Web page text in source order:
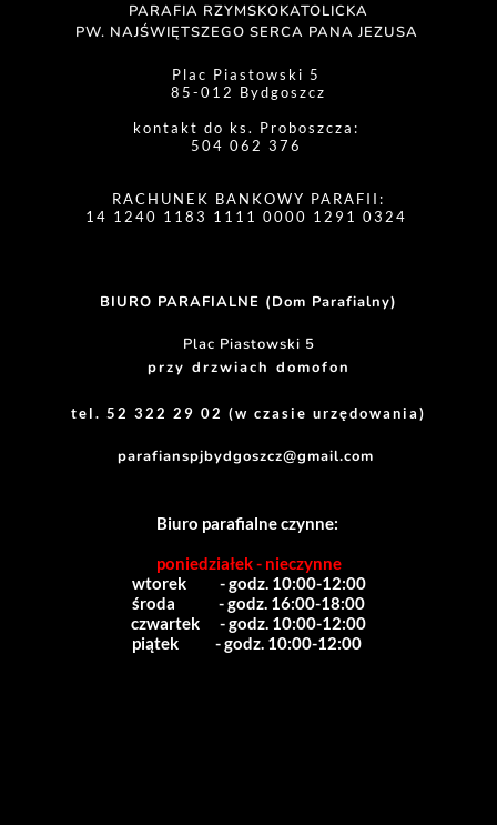
PARAFIA RZYMSKOKATOLICKA
PW. NAJŚWIĘTSZEGO SERCA PANA JEZUSA
Plac Piastowski 5
85-012 Bydgoszcz
kontakt do ks. Proboszcza:
504 062 376
RACHUNEK BANKOWY PARAFII:
14 1240 1183 1111 0000 1291 0324
BIURO PARAFIALNE (Dom Parafialny)
Plac Piastowski 5
przy drzwiach domofon
tel. 52 322 29 02 (w czasie urzędowania)
parafianspjbydgoszcz@gmail.com
Biuro parafialne czynne:
poniedziałek - nieczynne
wtorek          - godz. 10:00-12:00
środa             - godz. 16:00-18:00
czwartek      - godz. 10:00-12:00
piątek           - godz. 10:00-12:00